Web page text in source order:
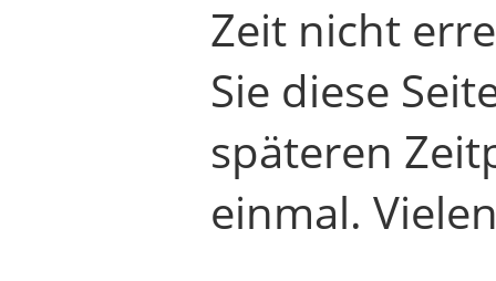
Zeit nicht
Sie diese
späteren
einmal.